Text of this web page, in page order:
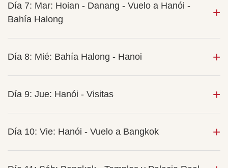
Día 7: Mar: Hoian - Danang - Vuelo a Hanói -
Bahía Halong
Día 8: Mié: Bahía Halong - Hanoi
Día 9: Jue: Hanói - Visitas
Día 10: Vie: Hanói - Vuelo a Bangkok